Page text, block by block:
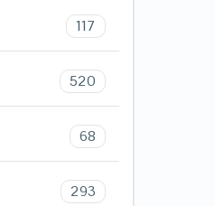
117
520
68
293